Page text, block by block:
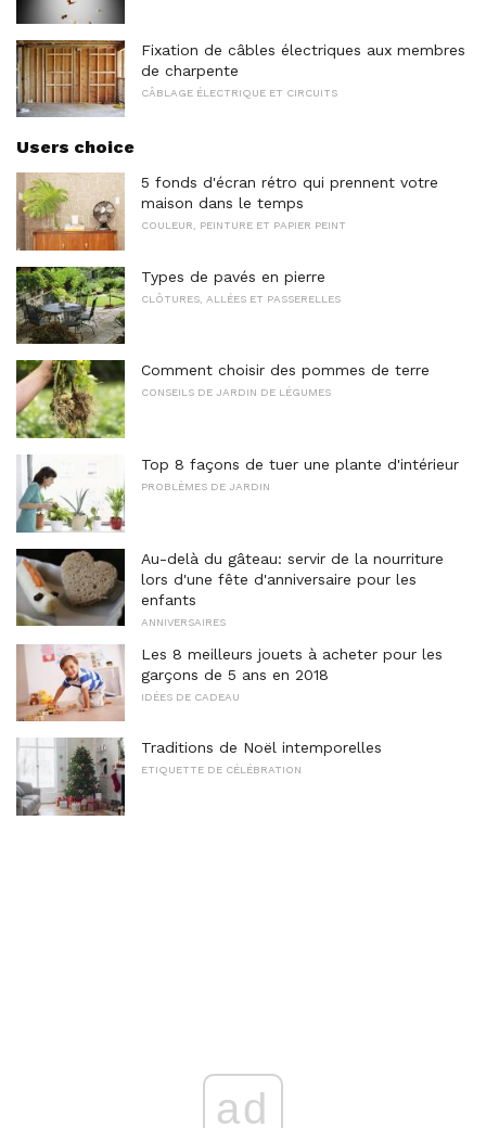
Fixation de câbles électriques aux membres
de charpente
CÂBLAGE ÉLECTRIQUE ET CIRCUITS
Users choice
5 fonds d'écran rétro qui prennent votre
maison dans le temps
COULEUR, PEINTURE ET PAPIER PEINT
Types de pavés en pierre
CLÔTURES, ALLÉES ET PASSERELLES
Comment choisir des pommes de terre
CONSEILS DE JARDIN DE LÉGUMES
Top 8 façons de tuer une plante d'intérieur
PROBLÈMES DE JARDIN
Au-delà du gâteau: servir de la nourriture
lors d'une fête d'anniversaire pour les
enfants
ANNIVERSAIRES
Les 8 meilleurs jouets à acheter pour les
garçons de 5 ans en 2018
IDÉES DE CADEAU
Traditions de Noël intemporelles
ETIQUETTE DE CÉLÉBRATION
ad